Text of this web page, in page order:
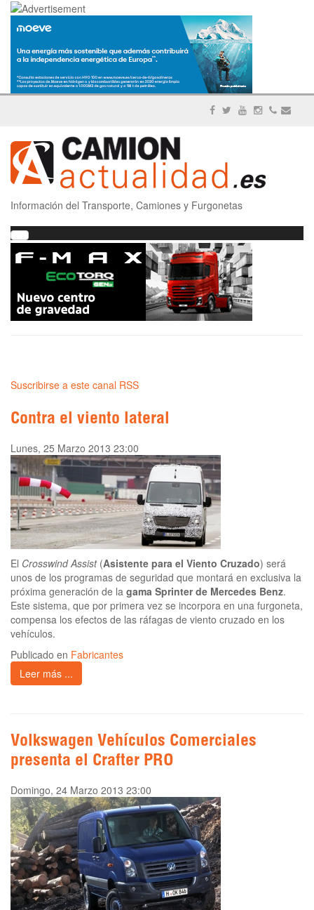
Información del Transporte, Camiones y Furgonetas
Suscribirse a este canal RSS
Contra el viento lateral
Lunes, 25 Marzo 2013 23:00
El Crosswind Assist (Asistente para el Viento Cruzado) será
unos de los programas de seguridad que montará en exclusiva la
próxima generación de la gama Sprinter de Mercedes Benz.
Este sistema, que por primera vez se incorpora en una furgoneta,
compensa los efectos de las ráfagas de viento cruzado en los
vehículos.
Publicado en Fabricantes
Leer más ...
Volkswagen Vehículos Comerciales
presenta el Crafter PRO
Domingo, 24 Marzo 2013 23:00